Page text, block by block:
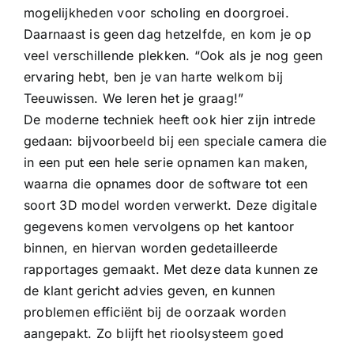
mogelijkheden voor scholing en doorgroei.
Daarnaast is geen dag hetzelfde, en kom je op
veel verschillende plekken. “Ook als je nog geen
ervaring hebt, ben je van harte welkom bij
Teeuwissen. We leren het je graag!”
De moderne techniek heeft ook hier zijn intrede
gedaan: bijvoorbeeld bij een speciale camera die
in een put een hele serie opnamen kan maken,
waarna die opnames door de software tot een
soort 3D model worden verwerkt. Deze digitale
gegevens komen vervolgens op het kantoor
binnen, en hiervan worden gedetailleerde
rapportages gemaakt. Met deze data kunnen ze
de klant gericht advies geven, en kunnen
problemen efficiënt bij de oorzaak worden
aangepakt. Zo blijft het rioolsysteem goed